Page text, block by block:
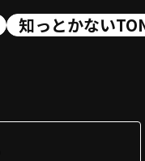
知っとかない